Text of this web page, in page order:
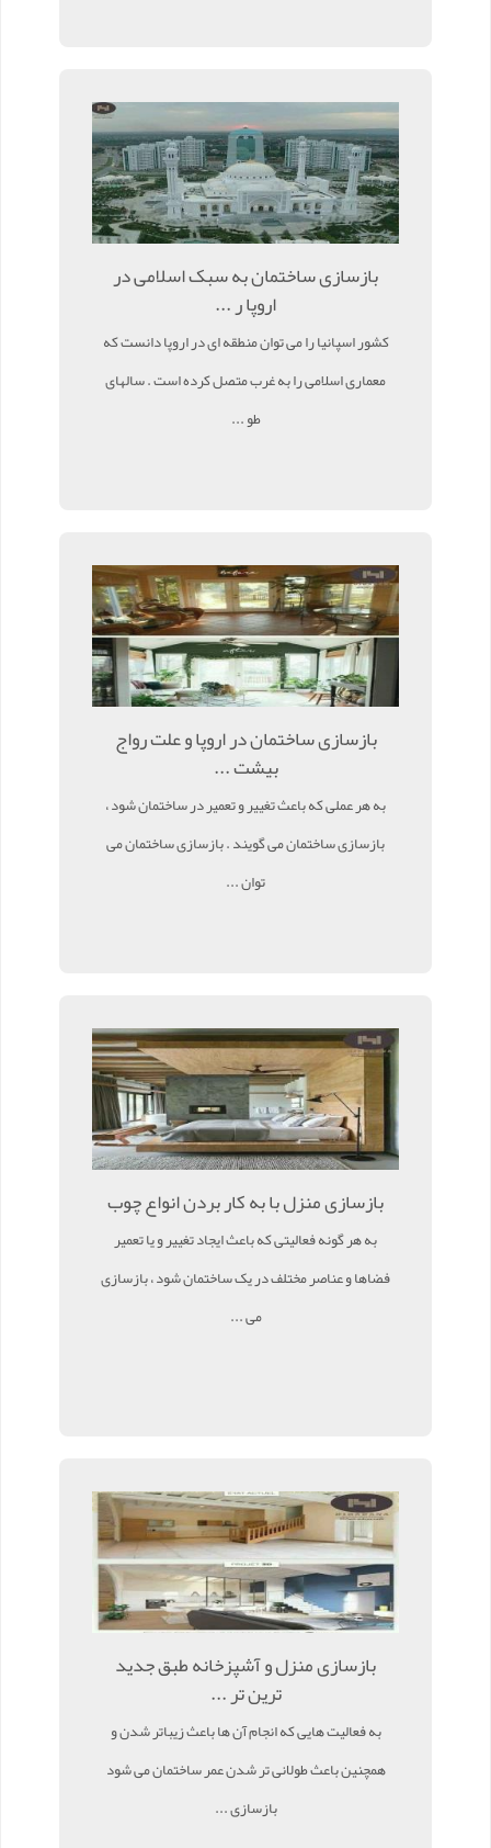
بازسازی ساختمان به سبک اسلامی در
اروپا ر ...
کشور اسپانیا را می توان منطقه ای در اروپا دانست که
معماری اسلامی را به غرب متصل کرده است . سالهای
طو ...
بازسازی ساختمان در اروپا و علت رواج
بیشت ...
به هر عملی که باعث تغییر و تعمیر در ساختمان شود ،
بازسازی ساختمان می گویند . بازسازی ساختمان می
توان ...
بازسازی منزل با به کار بردن انواع چوب
به هر گونه فعالیتی که باعث ایجاد تغییر و یا تعمیر
فضاها و عناصر مختلف در یک ساختمان شود ، بازسازی
می ...
بازسازی منزل و آشپزخانه طبق جدید
ترین تر ...
به فعالیت هایی که انجام آن ها باعث زیباتر شدن و
همچنین باعث طولانی تر شدن عمر ساختمان می شود
بازسازی ...